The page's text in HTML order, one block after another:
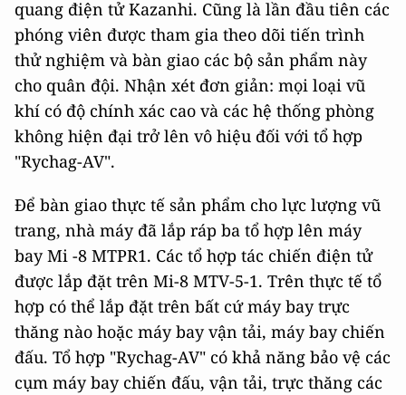
quang điện tử Kazanhi. Cũng là lần đầu tiên các
phóng viên được tham gia theo dõi tiến trình
thử nghiệm và bàn giao các bộ sản phẩm này
cho quân đội. Nhận xét đơn giản: mọi loại vũ
khí có độ chính xác cao và các hệ thống phòng
không hiện đại trở lên vô hiệu đối với tổ hợp
"Rychag-AV".
Để bàn giao thực tế sản phẩm cho lực lượng vũ
trang, nhà máy đã lắp ráp ba tổ hợp lên máy
bay Mi -8 MTPR1. Các tổ hợp tác chiến điện tử
được lắp đặt trên Mi-8 MTV-5-1. Trên thực tế tổ
hợp có thể lắp đặt trên bất cứ máy bay trực
thăng nào hoặc máy bay vận tải, máy bay chiến
đấu. Tổ hợp "Rychag-AV" có khả năng bảo vệ các
cụm máy bay chiến đấu, vận tải, trực thăng các